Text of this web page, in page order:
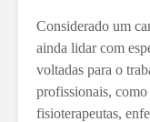
Considerado um
ainda lidar com
voltadas para o
profissionais,
fisioterapeutas,